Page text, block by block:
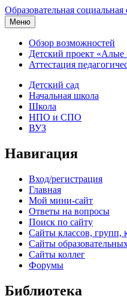
Образовательная социальная
Меню
Обзор возможностей
Детский проект «Алые
Аттестация
Детский сад
Начальная школа
Школа
НПО и СПО
ВУЗ
Навигация
Вход/регистрация
Главная
Мой мини-сайт
Ответы на вопросы
Поиск по сайту
Сайты классов, групп,
Сайты
Сайты коллег
Форумы
Библиотека